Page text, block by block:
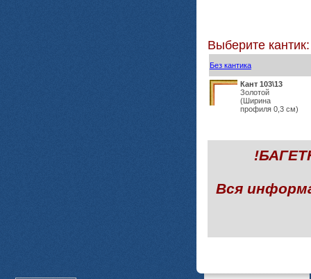
Выберите кантик:
Без кантика
Кант 103\13
Золотой
(Ширина
профиля 0,3 см)
Вся